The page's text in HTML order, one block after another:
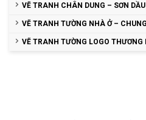
VẼ TRANH CHÂN DUNG – SƠN DẦU
VẼ TRANH TƯỜNG NHÀ Ở –
VẼ TRANH TƯỜNG LOGO THƯƠNG